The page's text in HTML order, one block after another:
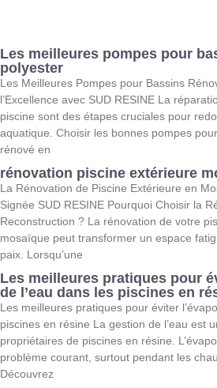
Les meilleures pompes pour
polyester
Les Meilleures Pompes pour Bassins
l’Excellence avec SUD RESINE La
piscine sont des étapes cruciales pour
aquatique. Choisir les bonnes pompes
rénové en
rénovation piscine extérieure
La Rénovation de Piscine Extérieure en
Signée SUD RESINE Pourquoi Choisir la
Reconstruction ? La rénovation de votre
mosaïque peut transformer un espace
paix. Lorsqu’une
Les meilleures pratiques pour
de l’eau dans les piscines en
Les meilleures pratiques pour éviter
piscines en résine La gestion de l’eau est
propriétaires de piscines en résine.
problème courant, surtout pendant les
Découvrez